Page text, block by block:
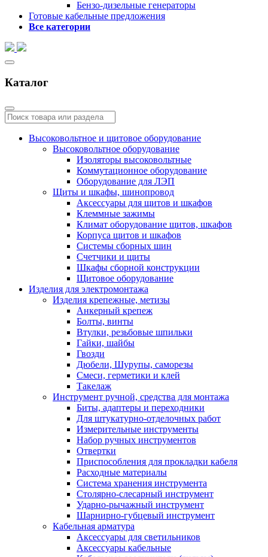
Бензо-дизельные генераторы
Готовые кабельные предложения
Все категории
Каталог
Высоковольтное и щитовое оборудование
Высоковольтное оборудование
Изоляторы высоковольтные
Коммутационное оборудование
Оборудование для ЛЭП
Щиты и шкафы, шинопровод
Аксессуары для щитов и шкафов
Клеммные зажимы
Климат оборудование щитов, шкафов
Корпуса щитов и шкафов
Системы сборных шин
Счетчики и щиты
Шкафы сборной конструкции
Щитовое оборудование
Изделия для электромонтажа
Изделия крепежные, метизы
Анкерный крепеж
Болты, винты
Втулки, резьбовые шпильки
Гайки, шайбы
Гвозди
Дюбели, Шурупы, саморезы
Смеси, герметики и клей
Такелаж
Инструмент ручной, средства для монтажа
Биты, адаптеры и переходники
Для штукатурно-отделочных работ
Измерительные инструменты
Набор ручных инструментов
Отвертки
Приспособления для прокладки кабеля
Расходные материалы
Система хранения инструмента
Столярно-слесарный инструмент
Ударно-рычажный инструмент
Шарнирно-губцевый инструмент
Кабельная арматура
Аксессуары для светильников
Аксессуары кабельные